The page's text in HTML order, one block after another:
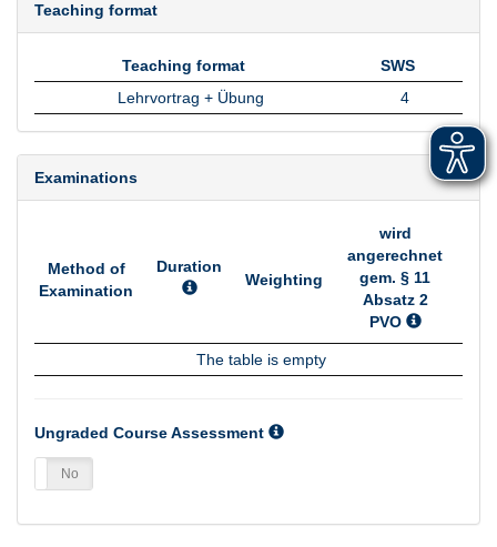
Teaching format
Teaching format
SWS
Teaching format
SWS
Lehrvortrag + Übung 4
Examinations
Method of
Examination
Duration
Weighting
wird
angerechnet
gem. § 11
Absatz 2
PVO
Examination
Duration Weighting
angerechnet
The table is empty
Ungraded Course Assessment
No